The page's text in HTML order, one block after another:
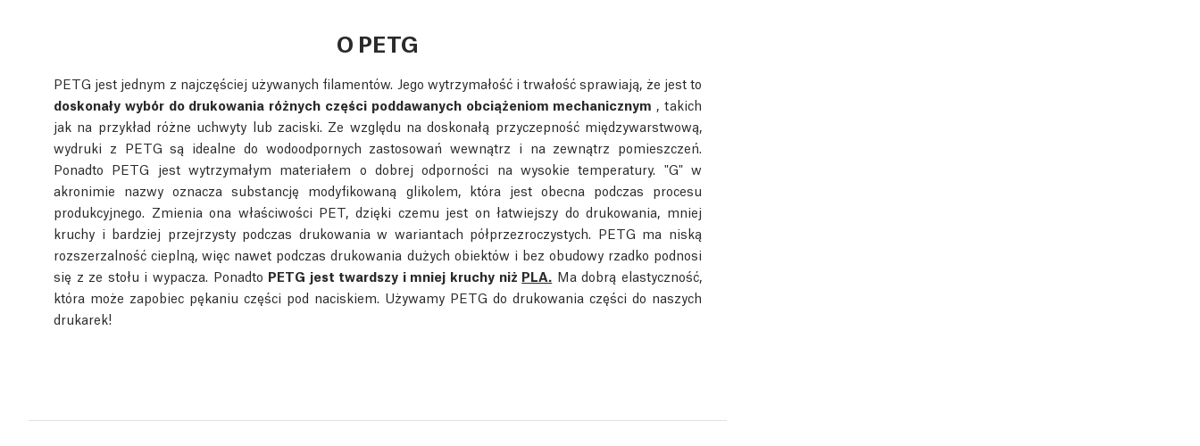
O PETG
PETG jest jednym z najczęściej używanych filamentów. Jego wytrzymałość i trwałość sprawiają, że jest to
doskonały wybór do drukowania różnych części poddawanych obciążeniom mechanicznym , takich
jak na przykład różne uchwyty lub zaciski. Ze względu na doskonałą przyczepność międzywarstwową,
wydruki z PETG są idealne do wodoodpornych zastosowań wewnątrz i na zewnątrz pomieszczeń.
Ponadto PETG jest wytrzymałym materiałem o dobrej odporności na wysokie temperatury. "G" w
akronimie nazwy oznacza substancję modyfikowaną glikolem, która jest obecna podczas procesu
produkcyjnego. Zmienia ona właściwości PET, dzięki czemu jest on łatwiejszy do drukowania, mniej
kruchy i bardziej przejrzysty podczas drukowania w wariantach półprzezroczystych. PETG ma niską
rozszerzalność cieplną, więc nawet podczas drukowania dużych obiektów i bez obudowy rzadko podnosi
się z ze stołu i wypacza. Ponadto PETG jest twardszy i mniej kruchy niż PLA. Ma dobrą elastyczność,
która może zapobiec pękaniu części pod naciskiem. Używamy PETG do drukowania części do naszych
drukarek!